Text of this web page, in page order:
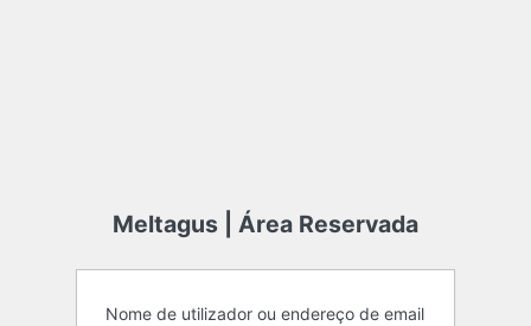
Meltagus | Área Reservada
Nome de utilizador ou endereço de email